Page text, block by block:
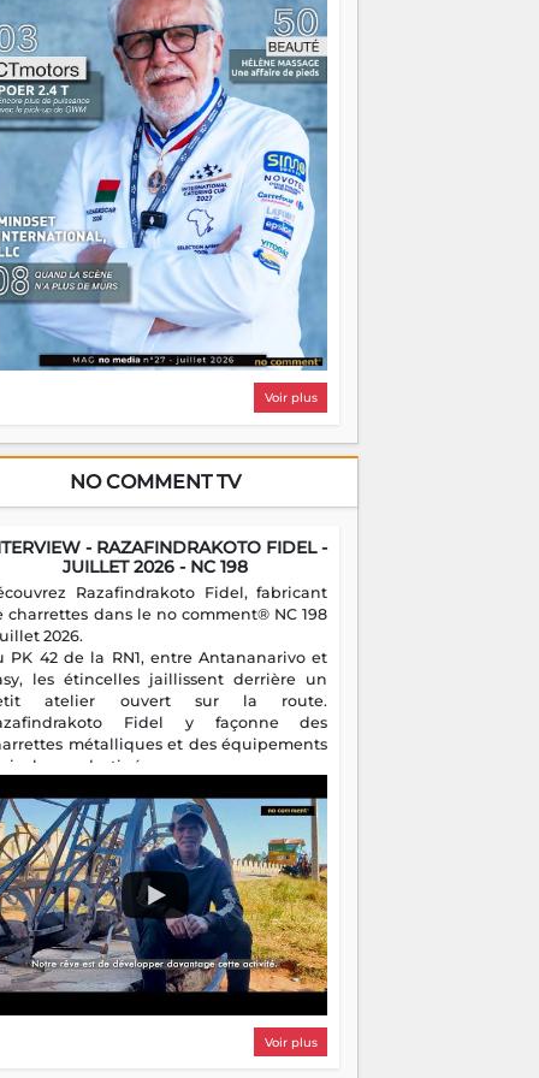
on pourrait s'arrêter là, applaudir et
chez soi satisfait. Mais ce serait
à côté d'une chose essentielle. La
ça brûle fort — et parfois, ça brûle
Une flamme sans direction peut
autant qu'elle peut consumer. C'est
que les aînés entrent en scène — pas
reprendre le gouvernail, mais pour
où sont les récifs. Les jeunes ont la
les vieux ont l'expérience, comme on
Ce n'est pas un combat de générations
c'est une question d'équipage. Partagez
réussites, mais aussi vos échecs. Surtout
échecs, d'ailleurs — ils enseignent
que n'importe quel manuel. À
la barque avance. Il faut juste
que tout le monde rame dans le
Voir plus
NO COMMENT TV
- RAZAFINDRAKOTO FIDEL -
JUILLET 2026 - NC 198
Razafindrakoto Fidel, fabricant
charrettes dans le no comment® NC 198
2026.
PK 42 de la RN1, entre Antananarivo et
les étincelles jaillissent derrière un
atelier ouvert sur la route.
Fidel y façonne des
métalliques et des équipements
destinés aux campagnes
il perpétue un métier discret mais
Voir plus